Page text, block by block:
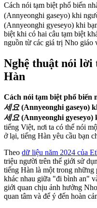
Cách nói tạm biệt phổ biến
(Annyeonghi gaseyo) khi
(Annyeonghi gyeseyo) khi
biệt khi có hai câu tạm biệt
nguồn từ các giá trị Nho giáo
Nghệ thuật nói
Hàn
Cách nói tạm biệt phổ biến
세요 (Annyeonghi gaseyo)
세요 (Annyeonghi
tiếng Việt, nơi ta có thể nói
ở lại, tiếng Hàn yêu cầu bạn
Theo dữ liệu năm 2024 của
triệu người trên thế giới sử
tiếng Hàn là một trong những
khác nhau giữa "đi bình an"
giới quan chịu ảnh hưởng
quan tâm và để ý đến hoàn